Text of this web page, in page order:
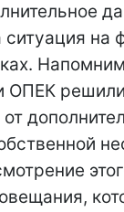
ситуация на
ОПЕК